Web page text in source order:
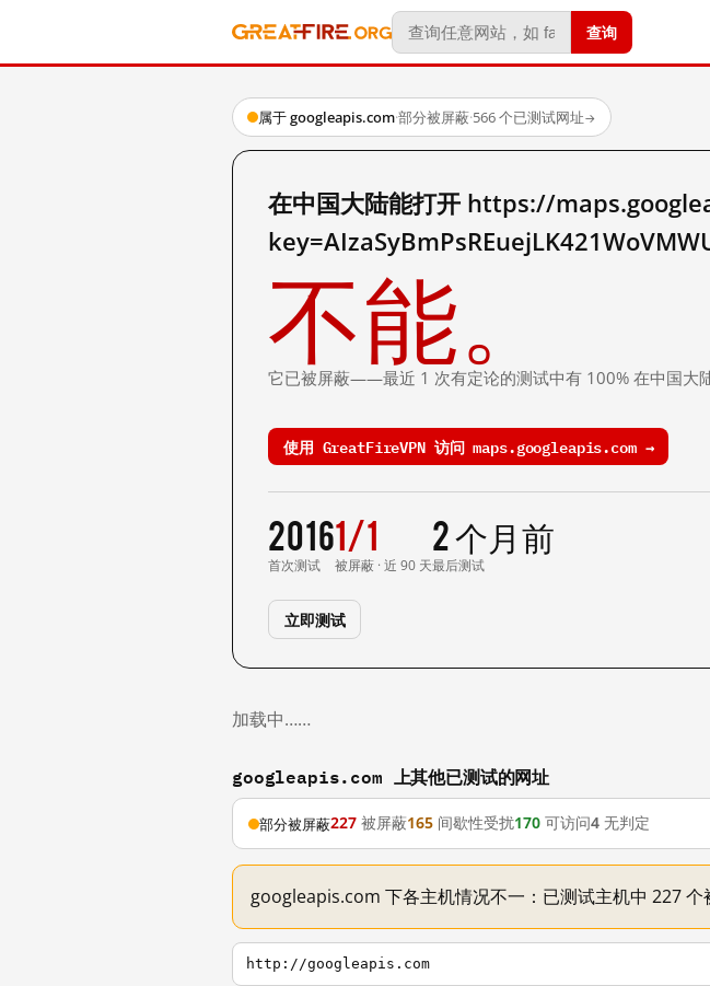
查询
属于 googleapis.com·部分被屏蔽·566 个已测试网址→
在中国大陆能打开 https://
不能。
它已被屏蔽——最近 1 次有定论的测试中有 100% 在中国大陆
使用 GreatFireVPN 访问 maps.googleapis.com →
2016
首次测试
1/1
被屏蔽 · 近 90 天
2 个月前
最后测试
立即测试
加载中……
googleapis.com 上其他已测试的网址
部分被屏蔽227 被屏蔽165 间歇性受扰170 可访问4 无判定
googleapis.com 下各主机情况不一：已测试主机中 227 个
http://googleapis.com